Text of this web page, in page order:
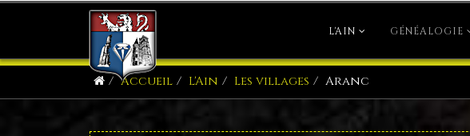
L'AIN GÉNÉALOGIE
Accueil L'Ain Les villages Aranc